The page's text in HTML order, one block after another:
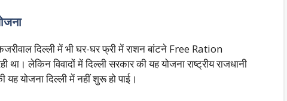
दिल्ली में भी घर-घर फ्री में राशन बांटने Free Ration
लेकिन विवादों में दिल्ली सरकार की यह योजना राष्ट्रीय राजधानी
यह योजना दिल्ली में नहीं शुरू हो पाई।